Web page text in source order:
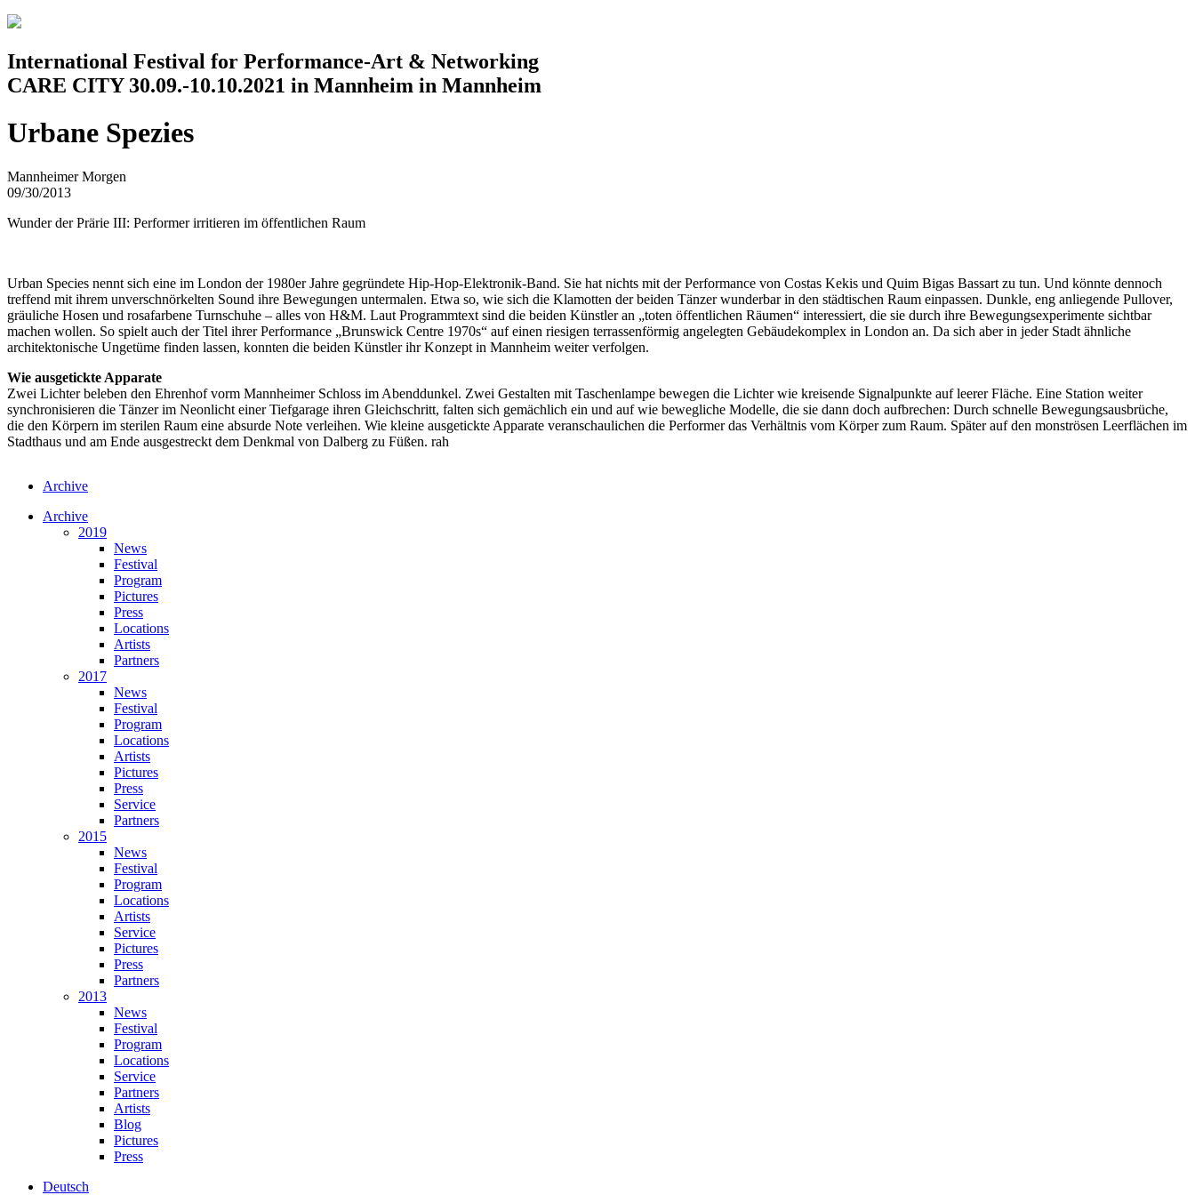
Jump to navigation
International Festival for Performance-Art & Networking
CARE CITY 30.09.-10.10.2021 in Mannheim in Mannheim
Urbane Spezies
Mannheimer Morgen
09/30/2013
Wunder der Prärie III: Performer irritieren im öffentlichen Raum
Urban Species nennt sich eine im London der 1980er Jahre gegründete Hip-Hop-Elektronik-Band. Sie hat nichts mit der Performance von Costas Kekis und Quim Bigas Bassart zu tun. Und könnte dennoch
treffend mit ihrem unverschnörkelten Sound ihre Bewegungen untermalen. Etwa so, wie sich die Klamotten der beiden Tänzer wunderbar in den städtischen Raum einpassen. Dunkle, eng anliegende Pullover,
gräuliche Hosen und rosafarbene Turnschuhe – alles von H&M. Laut Programmtext sind die beiden Künstler an „toten öffentlichen Räumen“ interessiert, die sie durch ihre Bewegungsexperimente sichtbar
machen wollen. So spielt auch der Titel ihrer Performance „Brunswick Centre 1970s“ auf einen riesigen terrassenförmig angelegten Gebäudekomplex in London an. Da sich aber in jeder Stadt ähnliche
architektonische Ungetüme finden lassen, konnten die beiden Künstler ihr Konzept in Mannheim weiter verfolgen.
Wie ausgetickte Apparate
Zwei Lichter beleben den Ehrenhof vorm Mannheimer Schloss im Abenddunkel. Zwei Gestalten mit Taschenlampe bewegen die Lichter wie kreisende Signalpunkte auf leerer Fläche. Eine Station weiter
synchronisieren die Tänzer im Neonlicht einer Tiefgarage ihren Gleichschritt, falten sich gemächlich ein und auf wie bewegliche Modelle, die sie dann doch aufbrechen: Durch schnelle Bewegungsausbrüche,
die den Körpern im sterilen Raum eine absurde Note verleihen. Wie kleine ausgetickte Apparate veranschaulichen die Performer das Verhältnis vom Körper zum Raum. Später auf den monströsen Leerflächen im
Stadthaus und am Ende ausgestreckt dem Denkmal von Dalberg zu Füßen. rah
Archive
Archive
2019
News
Festival
Program
Pictures
Press
Locations
Artists
Partners
2017
News
Festival
Program
Locations
Artists
Pictures
Press
Service
Partners
2015
News
Festival
Program
Locations
Artists
Service
Pictures
Press
Partners
2013
News
Festival
Program
Locations
Service
Partners
Artists
Blog
Pictures
Press
Deutsch